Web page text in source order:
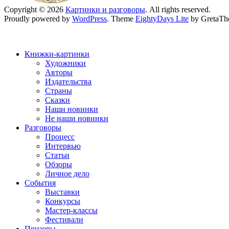
Copyright © 2026 Картинки и разговоры. All rights reserved.
Proudly powered by WordPress. Theme EightyDays Lite by
Книжки-картинки
Художники
Авторы
Издательства
Страны
Сказки
Наши новинки
Не наши новинки
Разговоры
Процесс
Интервью
Статьи
Обзоры
Личное дело
События
Выставки
Конкурсы
Мастер-классы
Фестивали